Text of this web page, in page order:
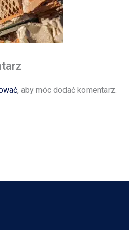
, aby móc dodać komentarz.